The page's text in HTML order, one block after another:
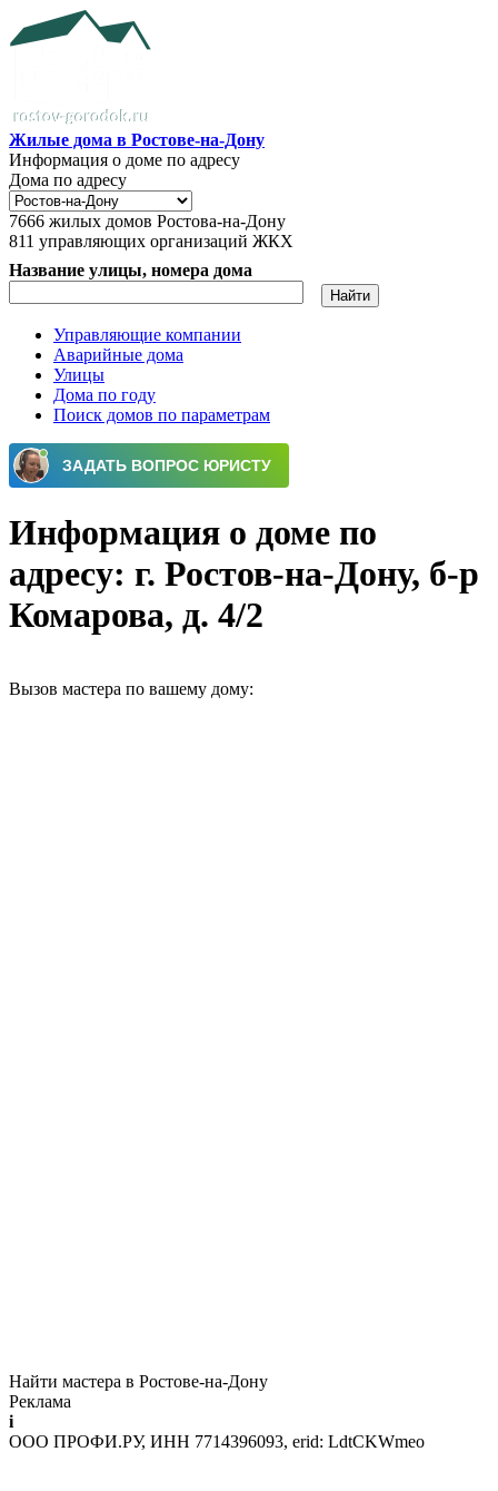
Перейти к основному содержанию
Жилые дома в Ростове-на-Дону
Информация о доме по адресу
Дома по адресу
7666 жилых домов Ростова-на-Дону
811 управляющих организаций ЖКХ
Название улицы, номера дома
Главное меню
Управляющие компании
Аварийные дома
Улицы
Дома по году
Поиск домов по параметрам
Информация о доме по
адресу: г. Ростов-на-Дону, б-р
Комарова, д. 4/2
Вызов мастера по вашему дому:
Найти мастера в Ростове-на-Дону
Реклама
i
ООО ПРОФИ.РУ, ИНН 7714396093, erid: LdtCKWmeo